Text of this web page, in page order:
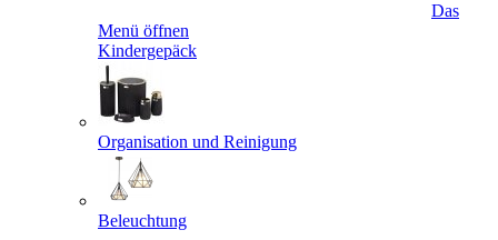
Das
Menü öffnen
Kindergepäck
Organisation und Reinigung
Beleuchtung